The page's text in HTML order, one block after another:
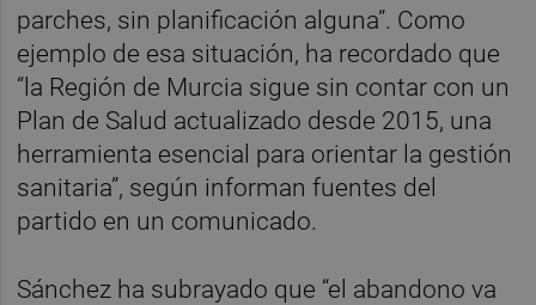
parches, sin planificación alguna”. Como
ejemplo de esa situación, ha recordado que
“la Región de Murcia sigue sin contar con un
Plan de Salud actualizado desde 2015, una
herramienta esencial para orientar la gestión
sanitaria”, según informan fuentes del
partido en un comunicado.
Sánchez ha subrayado que “el abandono va